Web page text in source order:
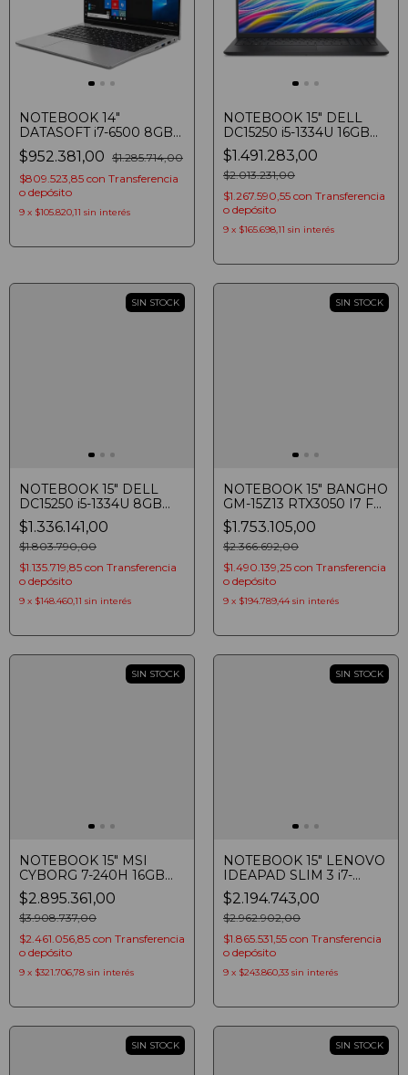
NOTEBOOK 14"
DATASOFT i7-6500 8GB
SSD 256GB FHD WIN 11
SILVER
$952.381,00 $1.285.714,00
$809.523,85 con Transferencia
o depósito
9 x $105.820,11 sin interés
NOTEBOOK 15" DELL
DC15250 i5-1334U 16GB
SSD 512GB FHD 120HZ
TOUCH WIN 11 CARBON
BLACK
$1.491.283,00
$2.013.231,00
$1.267.590,55 con Transferencia
o depósito
9 x $165.698,11 sin interés
SIN STOCK
NOTEBOOK 15" DELL
DC15250 i5-1334U 8GB
SSD 512GB FHD 120HZ
TOUCH WIN 11 CARBON
BLACK
$1.336.141,00
$1.803.790,00
$1.135.719,85 con Transferencia
o depósito
9 x $148.460,11 sin interés
SIN STOCK
NOTEBOOK 15" BANGHO
GM-15Z13 RTX3050 I7 F
i7-13620H 16GB SSD 1TB
RTX3050 FHD
$1.753.105,00
$2.366.692,00
$1.490.139,25 con Transferencia
o depósito
9 x $194.789,44 sin interés
SIN STOCK
NOTEBOOK 15" MSI
CYBORG 7-240H 16GB
SSD 512 RTX 5060 FHD
144HZ IPS WIN 11
TRANSLUCENT BLACK
$2.895.361,00
$3.908.737,00
$2.461.056,85 con Transferencia
o depósito
9 x $321.706,78 sin interés
SIN STOCK
NOTEBOOK 15" LENOVO
IDEAPAD SLIM 3 i7-
13620H 16GB SSD 512GB
WUXGA WIN 11 POLAR
BLUE
$2.194.743,00
$2.962.902,00
$1.865.531,55 con Transferencia
o depósito
9 x $243.860,33 sin interés
SIN STOCK SIN STOCK